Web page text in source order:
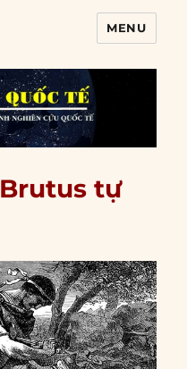
MENU
Brutus tự